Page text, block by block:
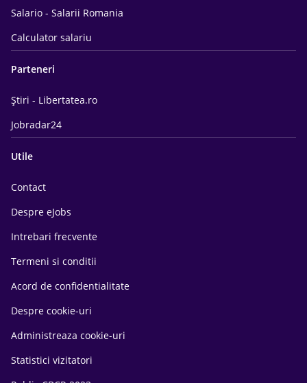
Salario - Salarii Romania
Calculator salariu
Parteneri
Știri - Libertatea.ro
Jobradar24
Utile
Contact
Despre eJobs
Intrebari frecvente
Termeni si conditii
Acord de confidentialitate
Despre cookie-uri
Administreaza cookie-uri
Statistici vizitatori